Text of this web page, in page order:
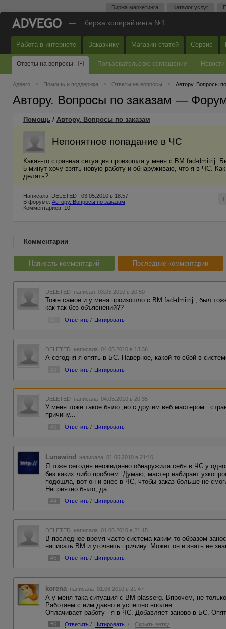
Биржа маркетинга Каталог услуг
— биржа копирайтинга №1
Работа в интернете Заказчику Магазин статей Сервис
Ответы на вопросы Пользовательское соглашение Новости
Адвего Помощь и поддержка Ответы на вопросы Автору. Вопросы
Автору. Вопросы по заказам —
Помощь / Автору. Вопросы по заказам
Непонятное попадание в ЧС
Какая-то странная ситуация произошла у меня с ВМ fad-
5 минут хочу взять новую работу и обнаруживаю, что я в ЧС.
делать?
Написала: DELETED , 03.05.2010 в 18:57
В форуме: Автору. Вопросы по заказам
Комментариев: 10
Комментарии
Написать комментарий Последние комментарии
DELETED написал 03.05.2010 в 20:50
Тоже самое и у меня произошло с ВМ fad-dmitrij , был
как так без объяснений??
Ответить / Цитировать
DELETED написала 04.05.2010 в 13:36
А сегодня я опять в БС. Наверное, какой-то сбой в
Ответить / Цитировать
DELETED написала 04.05.2010 в 20:35
У меня тоже такое было ,но с другим веб
причину...
#3 Ответить / Цитировать
Lunawind написала 01.06.2010 в 21:10
Я тоже сегодня неожиданно обнаружила себя в ЧС у
без каких либо проблем. Думаю, мастер набирает
подошла, вот он и внес в ЧС, чтобы заказ больше не
Неприятно было, да.
#4 Ответить / Цитировать
DELETED написала 01.06.2010 в 21:15
В последнее время часто система каким-то образом
написать ВМ и уточнить причину. Может он и знать не
#5 Ответить / Цитировать
korena написала 01.06.2010 в 21:47
А у меня така ситуация с ВМ plasserg. Впрочем, не
Работаем с ним давно и успешно вполне.
Оплачивает работу - я в ЧС. Добавляет заново в БС.
#6 Ответить / Цитировать / Скрыть ветку